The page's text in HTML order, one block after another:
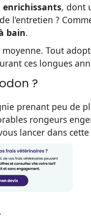
enrichissants, dont
l’entretien ?
bain.
moyenne. Tout
ces longues
?
prenant peu de
rongeurs
lancer dans